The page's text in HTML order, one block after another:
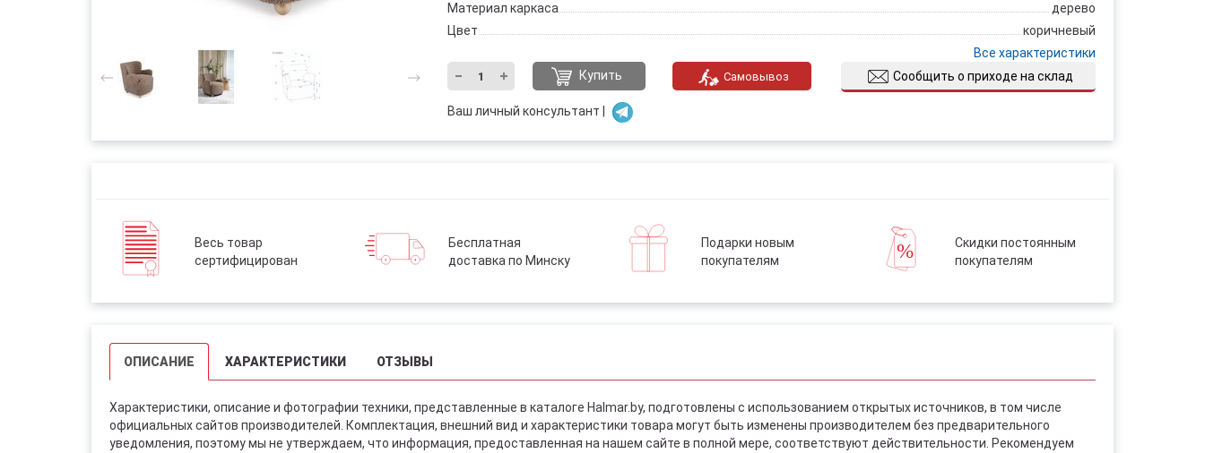
Материал каркаса
дерево
Цвет
коричневый
Все характеристики
Купить
Самовывоз Сообщить о приходе на склад
Ваш личный консультант |
Весь товар
сертифицирован
Бесплатная
доставка по Минску
Подарки новым
покупателям
Скидки постоянным
покупателям
ОПИСАНИЕ ХАРАКТЕРИСТИКИ ОТЗЫВЫ
Характеристики, описание и фотографии техники, представленные в каталоге Halmar.by, подготовлены с использованием открытых источников, в том числе
официальных сайтов производителей. Комплектация, внешний вид и характеристики товара могут быть изменены производителем без предварительного
уведомления, поэтому мы не утверждаем, что информация, предоставленная на нашем сайте в полной мере, соответствуют действительности. Рекомендуем